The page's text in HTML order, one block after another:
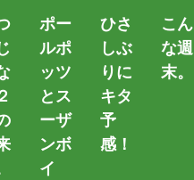
ポー
ルポ
ッツ
とス
ーザ
ンボ
イ
ひさ
しぶ
りに
キタ
予
感！
こん
な週
末。